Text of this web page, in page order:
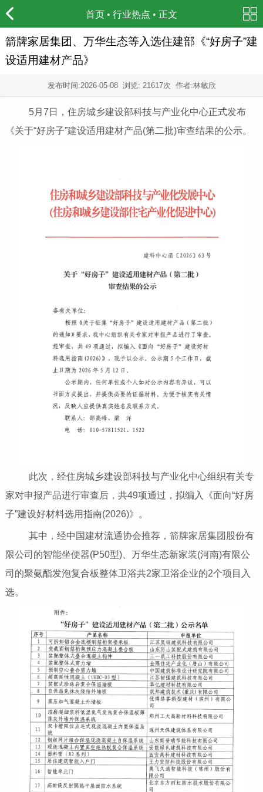
首页 • 行业热点 • 正文
箭牌家居集团、万华生态等入选住建部《“好房子”建
设适用建材产品》
发布时间:2026-05-08浏览: 21617次 作者:林敏欣
5月7日，住房城乡建设部科技与产业化中心正式发布
《关于“好房子”建设适用建材产品(第二批)审查结果的公示。
此次，经住房城乡建设部科技与产业化中心组织有关专
家对申报产品进行审查后，共49项通过，拟编入《面向“好房
子”建设好材料选用指南(2026)》。
其中，经中国建材流通协会推荐，箭牌家居集团股份有
限公司的智能坐便器(P50型)、万华生态新家装(河南)有限公
司的聚氨酯发泡复合板整体卫浴共2家卫浴企业的2个项目入
选。